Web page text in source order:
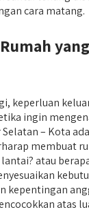
cara matang.
keperluan
ingin
– Kota
membuat
atau
kepentingan
atas